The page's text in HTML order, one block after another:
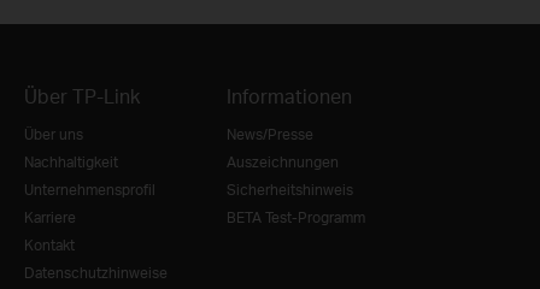
Über TP-Link
Über uns
Nachhaltigkeit
Unternehmensprofil
Karriere
Kontakt
Datenschutzhinweise
Informationen
News/Presse
Auszeichnungen
Sicherheitshinweis
BETA Test-Programm